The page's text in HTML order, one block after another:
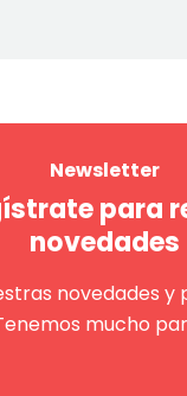
Newsletter
para
novedades
novedades y
mucho